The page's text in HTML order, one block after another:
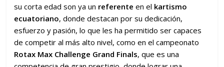
su corta edad son ya un referente en el kartismo
ecuatoriano, donde destacan por su dedicación,
esfuerzo y pasión, lo que les ha permitido ser capaces
de competir al más alto nivel, como en el campeonato
Rotax Max Challenge Grand Finals, que es una